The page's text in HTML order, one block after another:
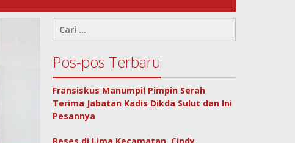
untuk:
Pos-pos Terbaru
Fransiskus Manumpil Pimpin Serah
Terima Jabatan Kadis Dikda Sulut dan Ini
Pesannya